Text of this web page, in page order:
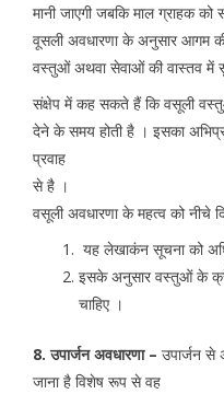
मानी जाएगी जबकि माल ग्राहक को
वूसली अवधारणा के अनुसार आगम
वस्तुओं अथवा सेवाओं की वास्तव में
संक्षेप में कह सकते हैं कि वसूली
देने के समय होती है । इसका
प्रवाह
से है ।
वसूली अवधारणा के महत्व को नीचे
यह लेखाकंन सूचना को
इसके अनुसार वस्तुओं के
चाहिए ।
8. उपार्जन अवधारणा – उपार्जन से
जाना है विशेष रूप से वह